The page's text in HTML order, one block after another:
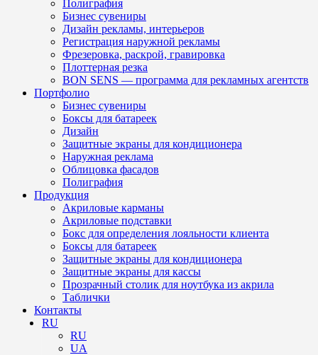
Полиграфия
Бизнес сувениры
Дизайн рекламы, интерьеров
Регистрация наружной рекламы
Фрезеровка, раскрой, гравировка
Плоттерная резка
BON SENS — программа для рекламных агентств
Портфолио
Бизнес сувениры
Боксы для батареек
Дизайн
Защитные экраны для кондиционера
Наружная реклама
Облицовка фасадов
Полиграфия
Продукция
Акриловые карманы
Акриловые подставки
Бокс для определения лояльности клиента
Боксы для батареек
Защитные экраны для кондиционера
Защитные экраны для кассы
Прозрачный столик для ноутбука из акрила
Таблички
Контакты
RU
RU
UA